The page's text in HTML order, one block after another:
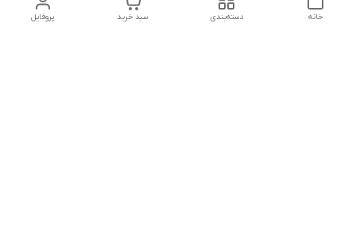
پروفایل سبد خرید دسته‌بندی خانه